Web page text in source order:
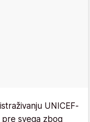
UNICEF-
pre svega zbog